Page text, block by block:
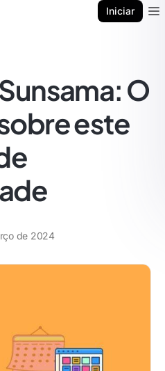
Iniciar
O
este
de 2024